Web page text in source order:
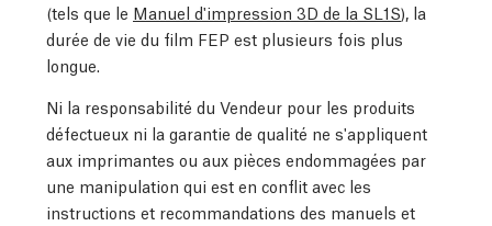
(tels que le Manuel d'impression 3D de la SL1S), la
durée de vie du film FEP est plusieurs fois plus
longue.
Ni la responsabilité du Vendeur pour les produits
défectueux ni la garantie de qualité ne s'appliquent
aux imprimantes ou aux pièces endommagées par
une manipulation qui est en conflit avec les
instructions et recommandations des manuels et